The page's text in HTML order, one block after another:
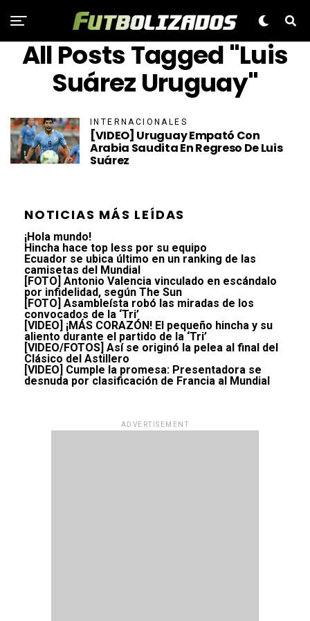
All Posts Tagged "Luis
Suárez Uruguay"
INTERNACIONALES
[VIDEO] Uruguay Empató Con
Arabia Saudita En Regreso De Luis
Suárez
NOTICIAS MÁS LEÍDAS
¡Hola mundo!
Hincha hace top less por su equipo
Ecuador se ubica último en un ranking de las
camisetas del Mundial
[FOTO] Antonio Valencia vinculado en escándalo
por infidelidad, según The Sun
[FOTO] Asambleísta robó las miradas de los
convocados de la ‘Tri’
[VIDEO] ¡MÁS CORAZÓN! El pequeño hincha y su
aliento durante el partido de la ‘Tri’
[VIDEO/FOTOS] Así se originó la pelea al final del
Clásico del Astillero
[VIDEO] Cumple la promesa: Presentadora se
desnuda por clasificación de Francia al Mundial
ADVERTISEMENT